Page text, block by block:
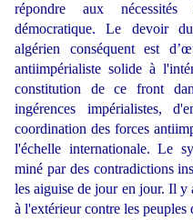
répondre aux
démocratique. Le devoir
algérien conséquent est
antiimpérialiste solide à
constitution de ce front
ingérences impérialistes,
coordination des forces
l'échelle internationale. Le
miné par des contradictions
les aiguise de jour en jour. Il y
à l'extérieur contre les peuples